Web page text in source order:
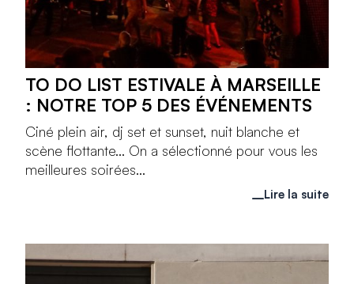
TO DO LIST ESTIVALE À MARSEILLE
: NOTRE TOP 5 DES ÉVÉNEMENTS
Ciné plein air, dj set et sunset, nuit blanche et
scène flottante... On a sélectionné pour vous les
meilleures soirées...
Lire la suite